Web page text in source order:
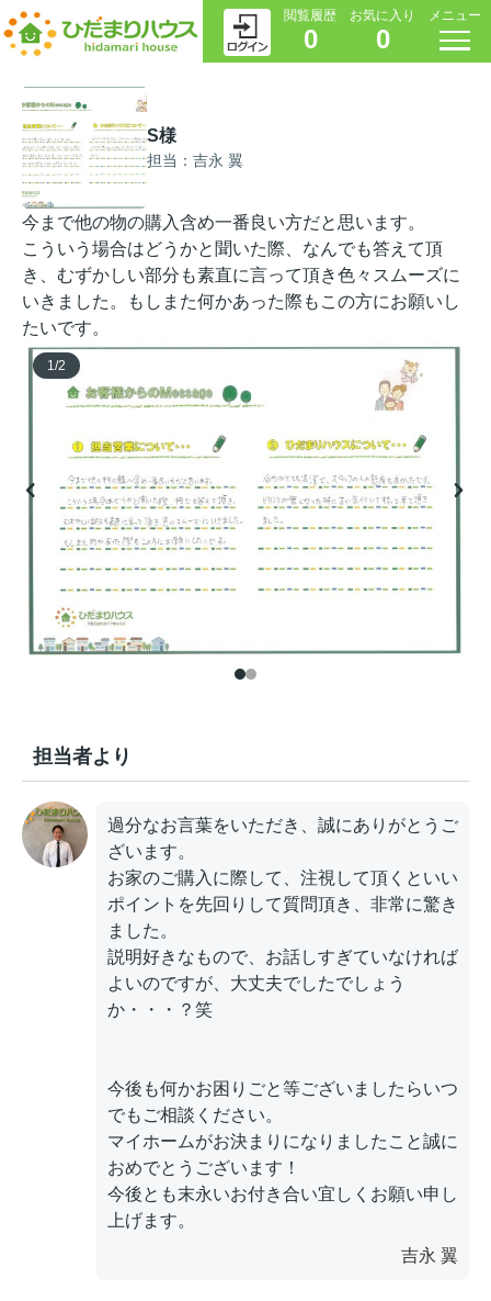
閲覧履歴
0
お気に入り
0
メニュー
S様
担当：吉永 翼
今まで他の物の購入含め一番良い方だと思います。
こういう場合はどうかと聞いた際、なんでも答えて頂
き、むずかしい部分も素直に言って頂き色々スムーズに
いきました。もしまた何かあった際もこの方にお願いし
たいです。
1/2
担当者より
過分なお言葉をいただき、誠にありがとうご
ざいます。
お家のご購入に際して、注視して頂くといい
ポイントを先回りして質問頂き、非常に驚き
ました。
説明好きなもので、お話しすぎていなければ
よいのですが、大丈夫でしたでしょう
か・・・？笑
今後も何かお困りごと等ございましたらいつ
でもご相談ください。
マイホームがお決まりになりましたこと誠に
おめでとうございます！
今後とも末永いお付き合い宜しくお願い申し
上げます。
吉永 翼